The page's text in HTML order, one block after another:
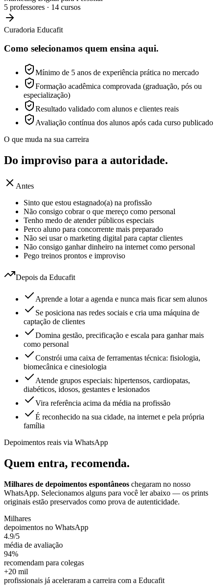
5 professores · 14 cursos
Curadoria Educafit
Como selecionamos quem ensina aqui.
Mínimo de 5 anos de experiência prática no mercado
Formação acadêmica comprovada (graduação, pós ou
especialização)
Resultado validado com alunos e clientes reais
Avaliação contínua dos alunos após cada curso publicado
O que muda na sua carreira
Do improviso para a autoridade.
Antes
Sinto que estou estagnado(a) na profissão
Não consigo cobrar o que mereço como personal
Tenho medo de atender públicos especiais
Perco aluno para concorrente mais preparado
Não sei usar o marketing digital para captar clientes
Não consigo ganhar dinheiro na internet como personal
Pego treinos prontos e improviso
Depois da Educafit
Aprende a lotar a agenda e nunca mais ficar sem alunos
Se posiciona nas redes sociais e cria uma máquina de
captação de clientes
Domina gestão, precificação e escala para ganhar mais
como personal
Constrói uma caixa de ferramentas técnica: fisiologia,
biomecânica e cinesiologia
Atende grupos especiais: hipertensos, cardiopatas,
diabéticos, idosos, gestantes e lesionados
Vira referência acima da média na profissão
É reconhecido na sua cidade, na internet e pela própria
família
Depoimentos reais via WhatsApp
Quem entra, recomenda.
Milhares de depoimentos espontâneos chegaram no nosso
WhatsApp. Selecionamos alguns para você ler abaixo — os prints
originais estão preservados como prova de autenticidade.
Milhares
depoimentos no WhatsApp
4.9/5
média de avaliação
94%
recomendam para colegas
+20 mil
profissionais já aceleraram a carreira com a Educafit